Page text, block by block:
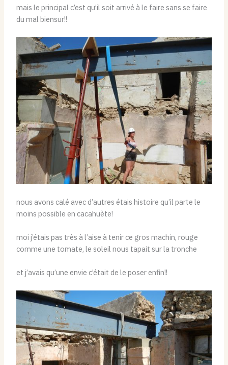
mais le principal c’est qu’il soit arrivé à le faire sans se faire
du mal biensur!!
nous avons calé avec d’autres étais histoire qu’il parte le
moins possible en cacahuète!
moi j’étais pas très à l’aise à tenir ce gros machin, rouge
comme une tomate, le soleil nous tapait sur la tronche
et j’avais qu’une envie c’était de le poser enfin!!